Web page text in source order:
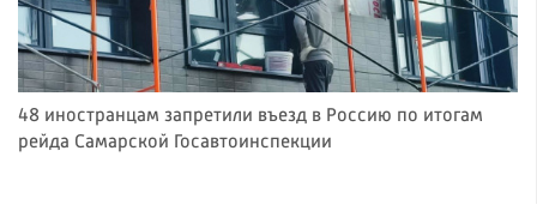
48 иностранцам запретили въезд в Россию по итогам
рейда Самарской Госавтоинспекции